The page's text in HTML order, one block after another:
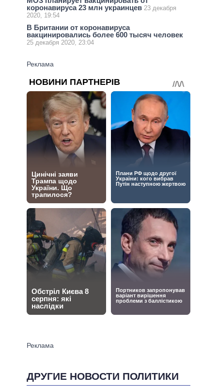
коронавируса 23 млн украинцев 23 декабря
2020, 19:54
В Британии от коронавируса
вакцинировались более 600 тысяч человек
25 декабря 2020, 23:04
ДРУГИЕ НОВОСТИ ПОЛИТИКИ